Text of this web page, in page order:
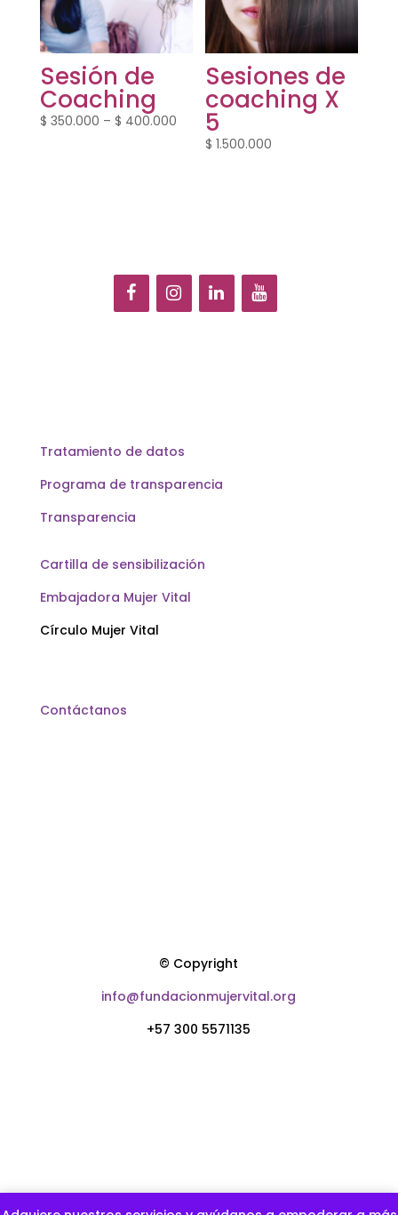
Sesión de
Coaching
$ 350.000 – $ 400.000Price
range:
Sesiones de
coaching X
5
$ 1.500.000
Tratamiento de datos
Programa de transparencia
Transparencia
Cartilla de sensibilización
Embajadora Mujer Vital
Círculo Mujer Vital
Contáctanos
© Copyright
info@fundacionmujervital.org
+57 300 5571135